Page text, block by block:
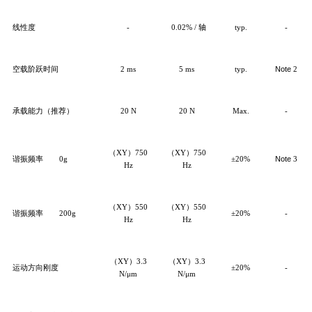
线性度 - 0.02% / 轴 typ. -
空载阶跃时间 2 ms 5 ms typ. Note 2
承载能力（推荐） 20 N 20 N Max -
谐振频率 0g
（XY）750
Hz
（XY）750
Hz
±20% Note 3
谐振频率 200g
（XY）550
Hz
（XY）550
Hz
±20% -
运动方向刚度
（XY）3.3
N/μm
（XY）3.3
N/μm
±20% -